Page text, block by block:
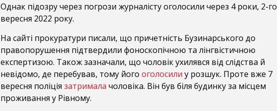
Однак підозру через погрози журналісту оголосили через 4 роки, 2-го
вересня 2022 року.
На сайті прокуратури писали, що причетність Бузинарського до
правопорушення підтвердили фоноскопічною та лінгвістичною
експертизою. Також зазначали, що чоловік ухилявся від слідства й
невідомо, де перебував, тому його оголосили у розшук. Проте вже 7
вересня поліція затримала чоловіка. Він був біля будинку за місцем
проживання у Рівному.